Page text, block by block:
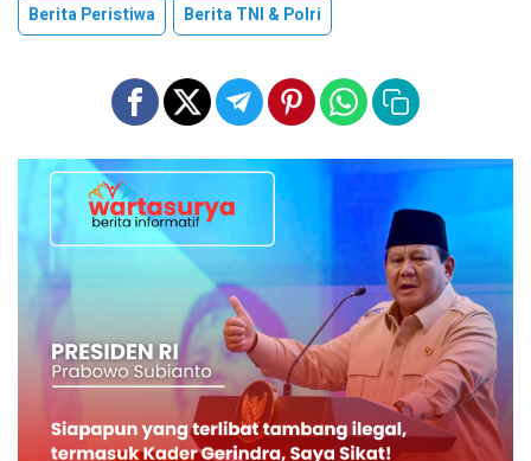
Berita Peristiwa Berita TNI & Polri